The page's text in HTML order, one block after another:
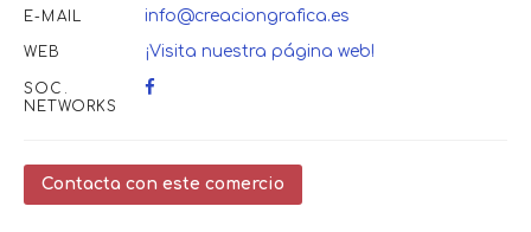
E-MAIL info@creaciongrafica.es
WEB ¡Visita nuestra página web!
SOC.
NETWORKS
Contacta con este comercio